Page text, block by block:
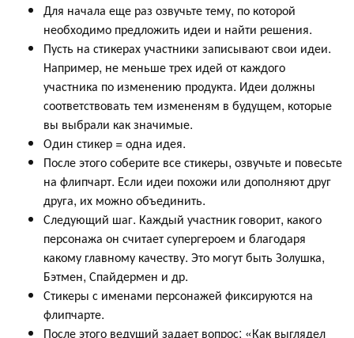
Для начала еще раз озвучьте тему, по которой
необходимо предложить идеи и найти решения.
Пусть на стикерах участники записывают свои идеи.
Например, не меньше трех идей от каждого
участника по изменению продукта. Идеи должны
соответствовать тем измененям в будущем, которые
вы выбрали как значимые.
Один стикер = одна идея.
После этого соберите все стикеры, озвучьте и повесьте
на флипчарт. Если идеи похожи или дополняют друг
друга, их можно объединить.
Следующий шаг. Каждый участник говорит, какого
персонажа он считает супергероем и благодаря
какому главному качеству. Это могут быть Золушка,
Бэтмен, Спайдермен и др.
Стикеры с именами персонажей фиксируются на
флипчарте.
После этого ведущий задает вопрос: «Как выглядел